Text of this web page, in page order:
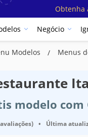
Obtenha
Negócio
Modelos Menus
modelo
• Última